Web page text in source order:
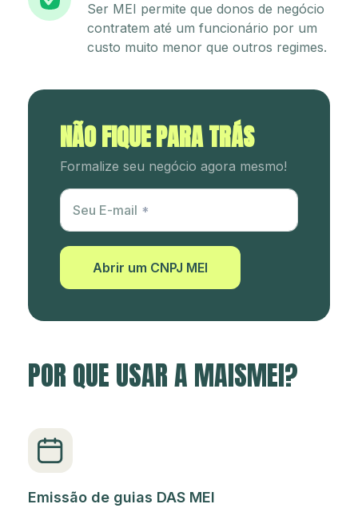
Ser MEI permite que donos de negócio
contratem até um funcionário por um
custo muito menor que outros regimes.
NÃO FIQUE PARA TRÁS
Formalize seu negócio agora mesmo!
Utm Content
Seu E-mail
Abrir um CNPJ MEI
POR QUE USAR A MAISMEI?
Emissão de guias DAS MEI